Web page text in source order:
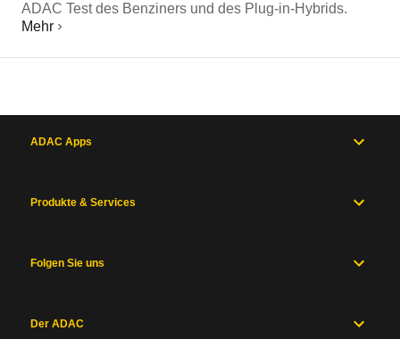
ADAC Test des Benziners und des Plug-in-Hybrids.
Mehr
ADAC Apps
Produkte & Services
Folgen Sie uns
Der ADAC